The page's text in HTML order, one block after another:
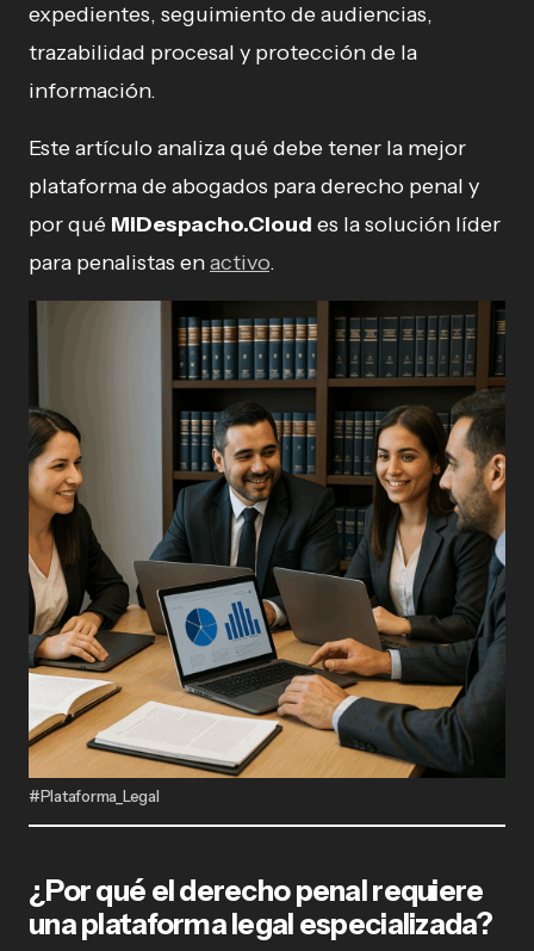
expedientes, seguimiento de audiencias,
trazabilidad procesal y protección de la
información.
Este artículo analiza qué debe tener la mejor
plataforma de abogados para derecho penal y
por qué MiDespacho.Cloud es la solución líder
para penalistas enactivo.
#Plataforma_Legal
¿Por qué el derecho penal requiere
una plataforma legal especializada?